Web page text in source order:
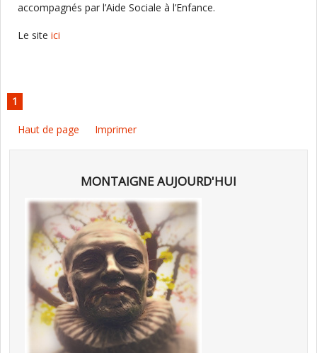
accompagnés par l’Aide Sociale à l’Enfance.
Le site ici
1
Haut de page Imprimer
MONTAIGNE AUJOURD'HUI